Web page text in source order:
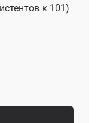
к 101)